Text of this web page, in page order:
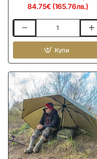
84.75€ (165.76лв.)
за
DAIWA
System
36
Bait
Brolly
Купи